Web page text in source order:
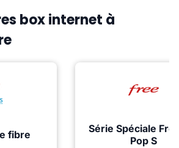
box internet à
fibre
Série Spéciale
Pop S